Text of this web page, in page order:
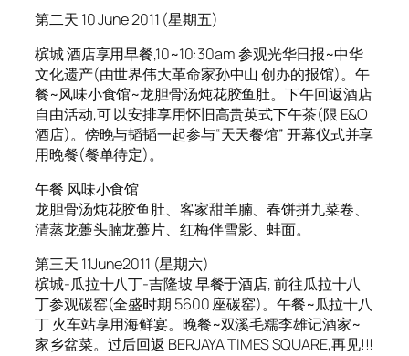
第二天 10 June 2011 (星期五)
槟城 酒店享用早餐,10~10:30am 参观光华日报~中华
文化遗产(由世界伟大革命家孙中山 创办的报馆)。午
餐~风味小食馆~龙胆骨汤炖花胶鱼肚。下午回返酒店
自由活动,可 以安排享用怀旧高贵英式下午茶(限 E&O
酒店)。傍晚与韬韬一起参与“天天餐馆” 开幕仪式并享
用晚餐(餐单待定)。
午餐 风味小食馆
龙胆骨汤炖花胶鱼肚、客家甜羊腩、春饼拼九菜卷、
清蒸龙躉头腩龙躉片、红梅伴雪影、蚌面。
第三天 11June2011 (星期六)
槟城-瓜拉十八丁-吉隆坡 早餐于酒店, 前往瓜拉十八
丁参观碳窑(全盛时期 5600 座碳窑)。午餐~瓜拉十八
丁 火车站享用海鲜宴。晚餐~双溪毛糯李雄记酒家~
家乡盆菜。过后回返 BERJAYA TIMES SQUARE,再见!!!